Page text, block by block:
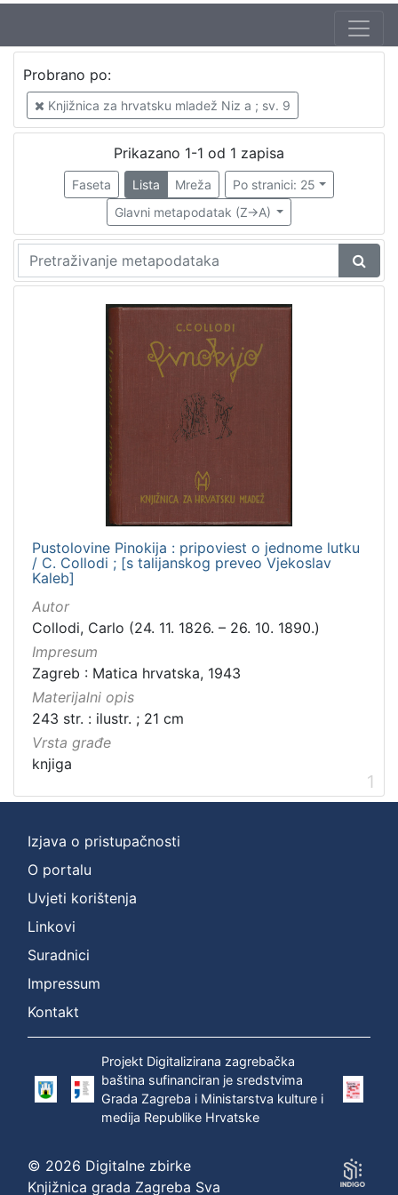
Jezik
hrvatski
cjelina
Knjige za djecu i mladež
Knjige za djecu i mladež
Probrano po:
Knjižnica za hrvatsku mladež Niz a ; sv. 9
Prikazano 1-1 od 1 zapisa
Faseta Lista Mreža
Po stranici: 25
Glavni metapodatak (Z->A)
Pustolovine Pinokija : pripoviest o jednome lutku
/ C. Collodi ; [s talijanskog preveo Vjekoslav
Kaleb]
Autor
Collodi, Carlo (24. 11. 1826. – 26. 10. 1890.)
Impresum
Zagreb : Matica hrvatska, 1943
Materijalni opis
243 str. : ilustr. ; 21 cm
Vrsta građe
knjiga
1
Izjava o pristupačnosti
O portalu
Uvjeti korištenja
Linkovi
Suradnici
Impressum
Kontakt
Projekt Digitalizirana zagrebačka
baština sufinanciran je sredstvima
Grada Zagreba i Ministarstva kulture i
medija Republike Hrvatske
© 2026 Digitalne zbirke
Knjižnica grada Zagreba Sva